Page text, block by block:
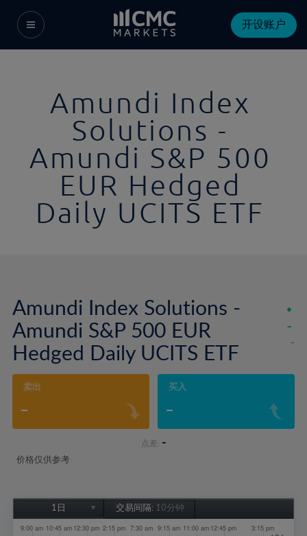
开设账户
Amundi Index
Solutions -
Amundi S&P 500
EUR Hedged
Daily UCITS ETF
Amundi Index Solutions -
Amundi S&P 500 EUR
Hedged Daily UCITS ETF
-
-
卖出
-
买入
-
点差: -
价格仅供参考
1日 交易间隔: 10分钟
1日